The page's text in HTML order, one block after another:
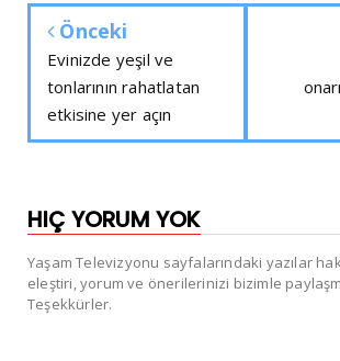
Önceki
Evinizde yeşil ve
tonlarının rahatlatan
etkisine yer açın
HIÇ YORUM YOK
Yaşam Televizyonu sayfalarındaki yazılar
eleştiri, yorum ve önerilerinizi bizimle
Teşekkürler.